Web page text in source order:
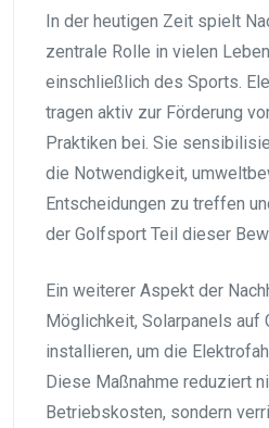
In der heutigen Zeit spielt
zentrale Rolle in vielen
einschließlich des Sports.
tragen aktiv zur Förderung
Praktiken bei. Sie
die Notwendigkeit,
Entscheidungen zu treffen
der Golfsport Teil dieser
Ein weiterer Aspekt der
Möglichkeit, Solarpanels auf
installieren, um die
Diese Maßnahme reduziert
Betriebskosten, sondern